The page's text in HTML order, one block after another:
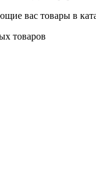
вас товары в
товаров